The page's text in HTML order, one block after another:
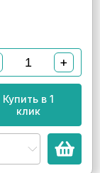
+
Купить в 1
клик